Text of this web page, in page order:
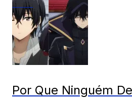
Animes
Por Que Ninguém